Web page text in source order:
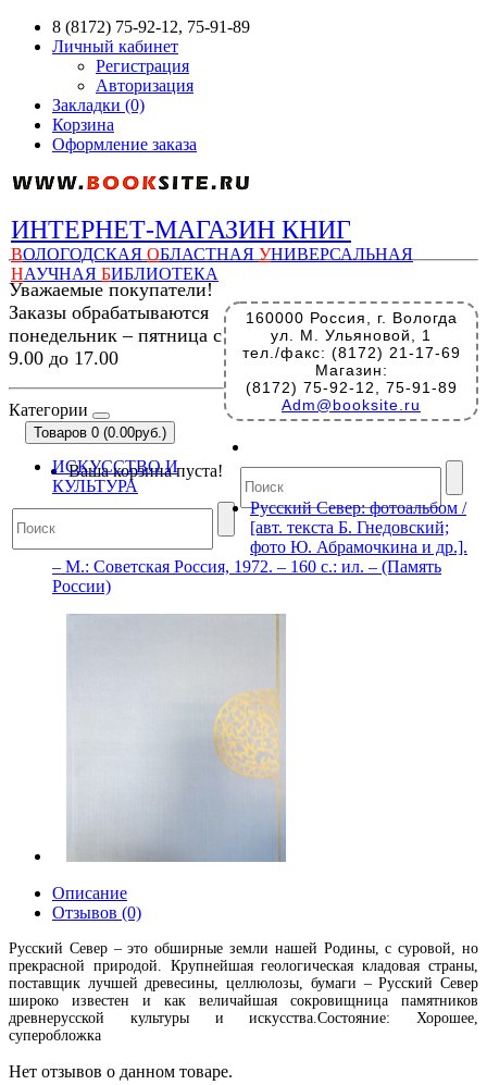
8 (8172) 75-92-12, 75-91-89
Личный кабинет
Регистрация
Авторизация
Закладки (0)
Корзина
Оформление заказа
ИНТЕРНЕТ-МАГАЗИН КНИГ
ВОЛОГОДСКАЯ ОБЛАСТНАЯ УНИВЕРСАЛЬНАЯ
НАУЧНАЯ БИБЛИОТЕКА
160000 Россия, г. Вологда
ул. М. Ульяновой, 1
тел./факс: (8172) 21-17-69
Магазин:
(8172) 75-92-12, 75-91-89
Adm@booksite.ru
Уважаемые покупатели!
Заказы обрабатываются
понедельник – пятница с
9.00 до 17.00
Категории
Товаров 0 (0.00руб.)
Ваша корзина пуста!
ИСКУССТВО И
КУЛЬТУРА
Русский Север: фотоальбом /
[авт. текста Б. Гнедовский;
фото Ю. Абрамочкина и др.].
– М.: Советская Россия, 1972. – 160 с.: ил. – (Память
России)
Описание
Отзывов (0)
Русский Север – это обширные земли нашей Родины, с суровой, но
прекрасной природой. Крупнейшая геологическая кладовая страны,
поставщик лучшей древесины, целлюлозы, бумаги – Русский Север
широко известен и как величайшая сокровищница памятников
древнерусской культуры и искусства.Состояние: Хорошее,
суперобложка
Нет отзывов о данном товаре.